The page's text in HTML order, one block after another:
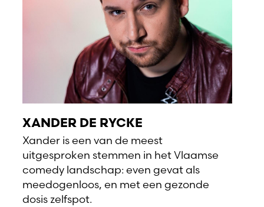
XANDER DE RYCKE
Xander is een van de meest
uitgesproken stemmen in het Vlaamse
comedy landschap: even gevat als
meedogenloos, en met een gezonde
dosis zelfspot.